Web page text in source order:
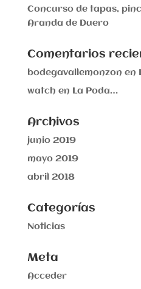
Concurso de tapas,
Aranda de Duero
Comentarios
bodegavallemonzon en
watch en La Poda…
Archivos
junio 2019
mayo 2019
abril 2018
Categorías
Noticias
Meta
Acceder